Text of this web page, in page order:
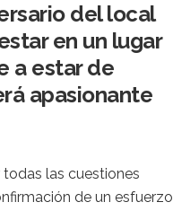
del local
en un lugar
a estar de
apasionante
las cuestiones
de un esfuerzo